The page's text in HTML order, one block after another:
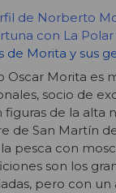
de Norberto
con La Polar
de Morita y sus
Oscar Morita es
socio de
figuras de la
de San Martín
pesca con
son los
pero con un